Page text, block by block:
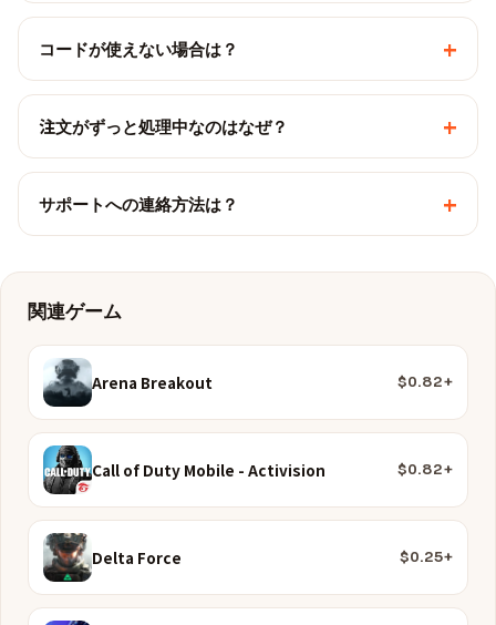
コードが使えない場合は？ +
注文がずっと処理中なのはなぜ？ +
サポートへの連絡方法は？ +
関連ゲーム
Arena Breakout $0.82+
Call of Duty Mobile - Activision $0.82+
Delta Force $0.25+